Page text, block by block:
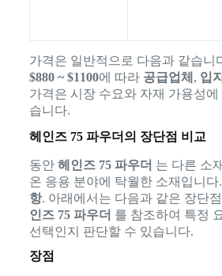
가격은 일반적으로 다음과 같습니
$880 ~ $1100에 따라 공급업체 , 입
가격은 시장 수요와 자재 가용성
습니다.
헤인즈 75 파우더의 장단점 비교
동안 헤인즈 75 파우더 는 다른 소
온 응용 분야에 탁월한 소재입니다.
항. 아래에서는 다음과 같은 장단
인즈 75 파우더 를 참조하여 특정
선택인지 판단할 수 있습니다.
장점